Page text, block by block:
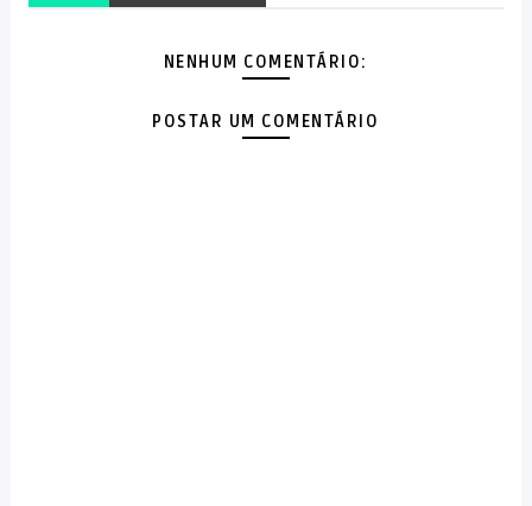
NENHUM COMENTÁRIO:
POSTAR UM COMENTÁRIO